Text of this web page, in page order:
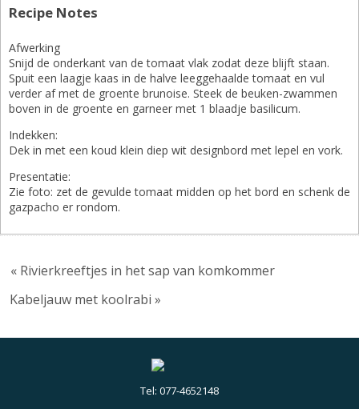
Recipe Notes
Afwerking
Snijd de onderkant van de tomaat vlak zodat deze blijft staan.
Spuit een laagje kaas in de halve leeggehaalde tomaat en vul
verder af met de groente brunoise. Steek de beuken-zwammen
boven in de groente en garneer met 1 blaadje basilicum.
Indekken:
Dek in met een koud klein diep wit designbord met lepel en vork.
Presentatie:
Zie foto: zet de gevulde tomaat midden op het bord en schenk de
gazpacho er rondom.
« Rivierkreeftjes in het sap van komkommer
Kabeljauw met koolrabi »
Tel: 077-4652148